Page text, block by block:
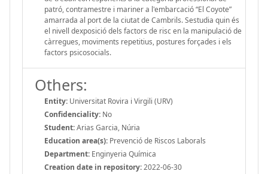
patró, contramestre i mariner a l'embarcació “El Coyote”
amarrada al port de la ciutat de Cambrils. Sestudia quin és
el nivell dexposició dels factors de risc en la manipulació de
càrregues, moviments repetitius, postures forçades i els
factors psicosocials.
Others:
Entity: Universitat Rovira i Virgili (URV)
Confidenciality: No
Student:Arias Garcia, Núria
Education area(s): Prevenció de Riscos Laborals
Department: Enginyeria Química
Creation date in repository:2022-06-30